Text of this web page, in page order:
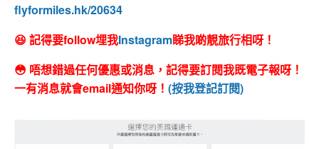
flyformiles.hk/20634
😆 記得要follow埋我Instagram睇我啲靚旅行相呀！
😳 唔想錯過任何優惠或消息，記得要訂閱我既電子報呀！
一有消息就會email通知你呀！ (按我登記訂閱)